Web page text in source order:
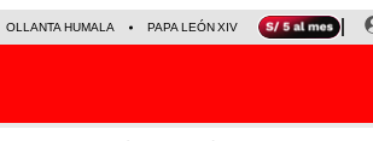
OLLANTA HUMALA PAPA LEÓN XIV NALDY SALDAÑA